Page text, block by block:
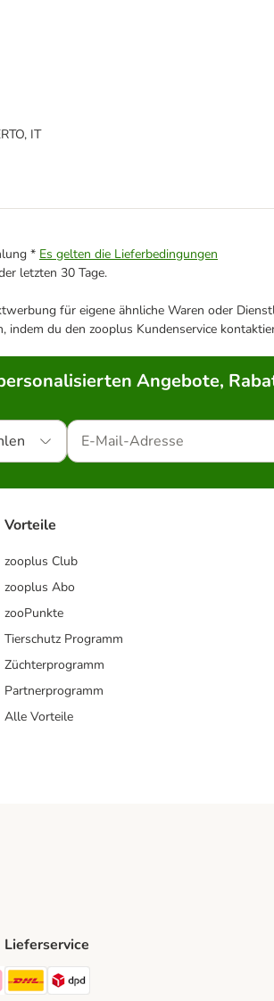
IT
* Es gelten die Lieferbedingungen
letzten 30 Tage.
für eigene ähnliche Waren oder
indem du den zooplus Kundenservice
Angebote,
Vorteile
zooplus Club
zooplus Abo
zooPunkte
Tierschutz Programm
Züchterprogramm
Partnerprogramm
Alle Vorteile
Method
Method
Lieferservice
DHL Shipping Method